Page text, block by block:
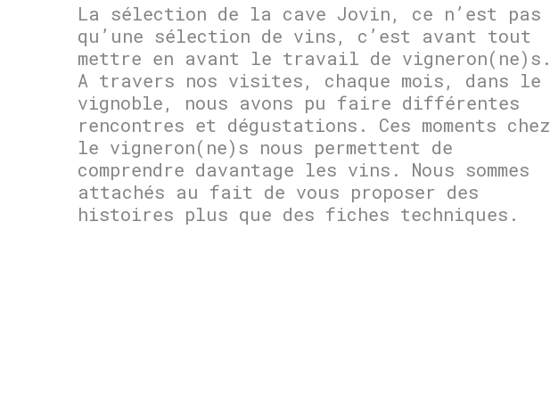
La sélection de la cave Jovin, ce n’est pas
qu’une sélection de vins, c’est avant tout
mettre en avant le travail de vigneron(ne)s.
A travers nos visites, chaque mois, dans le
vignoble, nous avons pu faire différentes
rencontres et dégustations. Ces moments chez
le vigneron(ne)s nous permettent de
comprendre davantage les vins. Nous sommes
attachés au fait de vous proposer des
histoires plus que des fiches techniques.